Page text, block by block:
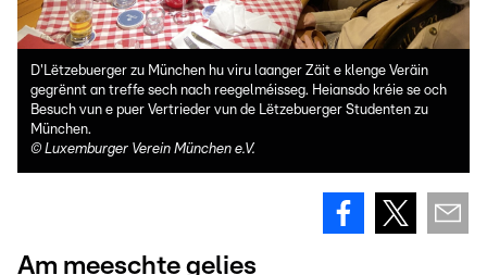
D'Lëtzebuerger zu München hu viru laanger Zäit e klenge Veräin
gegrënnt an treffe sech nach reegelméisseg. Heiansdo kréie se och
Besuch vun e puer Vertrieder vun de Lëtzebuerger Studenten zu
München.
© Luxemburger Verein München e.V.
Am meeschte gelies